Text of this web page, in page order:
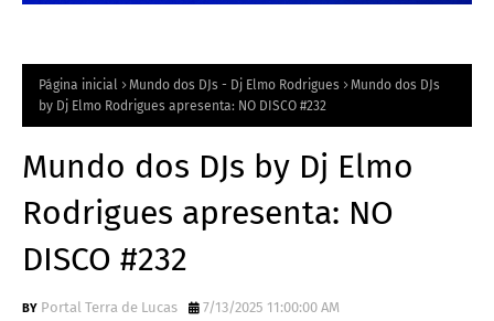
Página inicial Mundo dos DJs - Dj Elmo Rodrigues
Mundo dos DJs
by Dj Elmo Rodrigues apresenta: NO DISCO #232
Mundo dos DJs by Dj Elmo
Rodrigues apresenta: NO
DISCO #232
Portal Terra de Lucas 7/13/2025 11:00:00 AM